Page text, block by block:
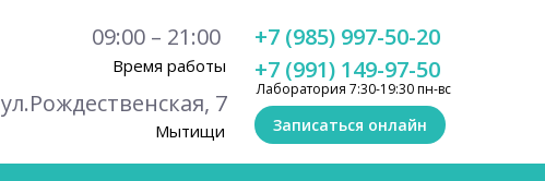
Время работы
Мытищи
ул.Рождественская, 7
09:00 – 21:00
Лаборатория 7:30-19:30 пн-вс
+7 (991) 149-97-50
+7 (985) 997-50-20
Записаться онлайн